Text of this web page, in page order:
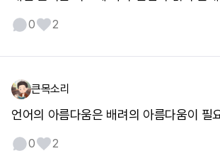
0 2
큰목소리
언어의 아름다움은 배려의 아름다움이 필
0 2